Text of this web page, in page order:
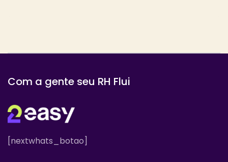
Com a gente seu RH Flui
[nextwhats_botao]